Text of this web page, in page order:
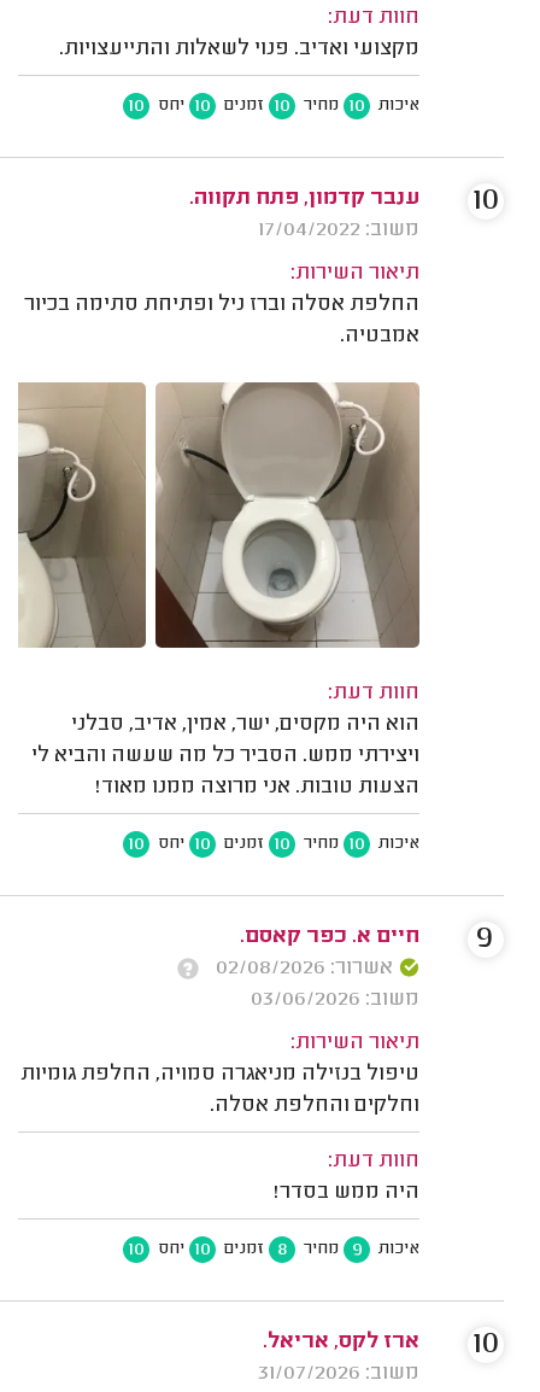
חוות דעת:
מקצועי ואדיב. פנוי לשאלות והתייעצויות.
איכות 10 מחיר 10 זמנים 10 יחס 10
ענבר קדמון, פתח תקווה.
משוב: 17/04/2022
תיאור השירות:
החלפת אסלה וברז ניל ופתיחת סתימה בכיור
אמבטיה.
חוות דעת:
הוא היה מקסים, ישר, אמין, אדיב, סבלני
ויצירתי ממש. הסביר כל מה שעשה והביא לי
הצעות טובות. אני מרוצה ממנו מאוד!
איכות 10 מחיר 10 זמנים 10 יחס 10
10
חיים א. כפר קאסם.
אשרור: 02/08/2026
משוב: 03/06/2026
תיאור השירות:
טיפול בנזילה מניאגרה סמויה, החלפת גומיות
וחלקים והחלפת אסלה.
חוות דעת:
היה ממש בסדר!
איכות 9 מחיר 8 זמנים 10 יחס 10
9
ארז לקס, אריאל.
משוב: 31/07/2026
10